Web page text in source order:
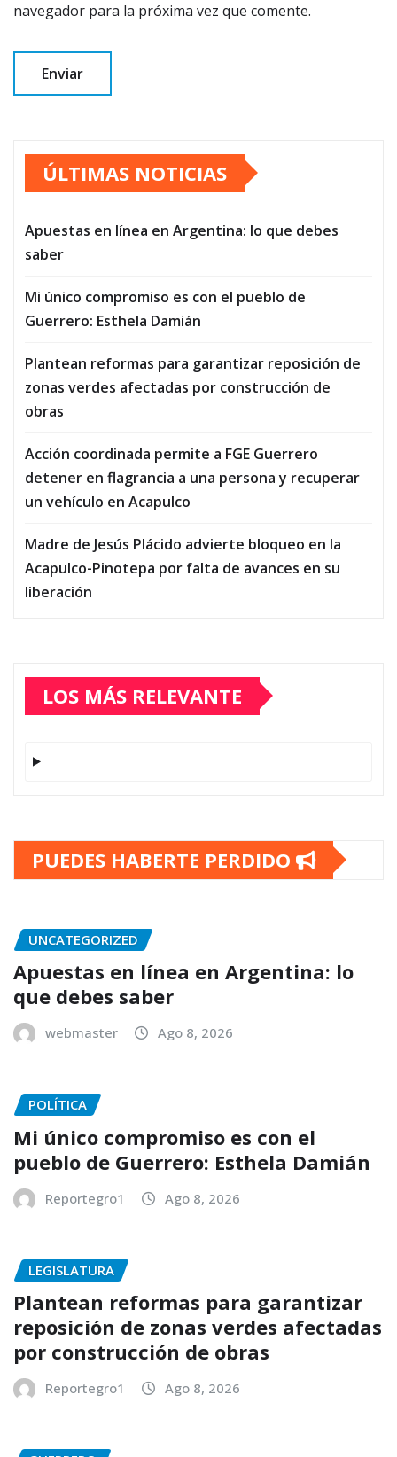
navegador para la próxima vez que comente.
ÚLTIMAS NOTICIAS
Apuestas en línea en Argentina: lo que debes
saber
Mi único compromiso es con el pueblo de
Guerrero: Esthela Damián
Plantean reformas para garantizar reposición de
zonas verdes afectadas por construcción de
obras
Acción coordinada permite a FGE Guerrero
detener en flagrancia a una persona y recuperar
un vehículo en Acapulco
Madre de Jesús Plácido advierte bloqueo en la
Acapulco-Pinotepa por falta de avances en su
liberación
LOS MÁS RELEVANTE
PUEDES HABERTE PERDIDO
UNCATEGORIZED
Apuestas en línea en Argentina: lo
que debes saber
webmaster Ago 8, 2026
POLÍTICA
Mi único compromiso es con el
pueblo de Guerrero: Esthela Damián
Reportegro1 Ago 8, 2026
LEGISLATURA
Plantean reformas para garantizar
reposición de zonas verdes afectadas
por construcción de obras
Reportegro1 Ago 8, 2026